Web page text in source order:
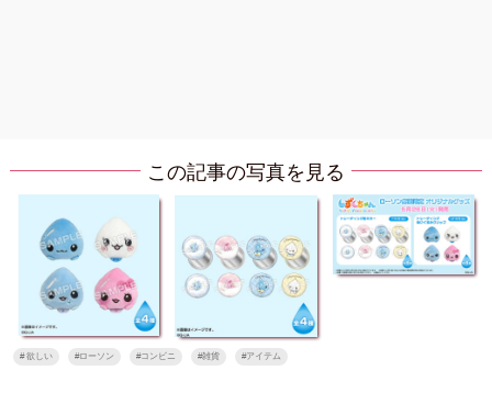
この記事の写真を見る
#欲しい #ローソン #コンビニ #雑貨 #アイテム